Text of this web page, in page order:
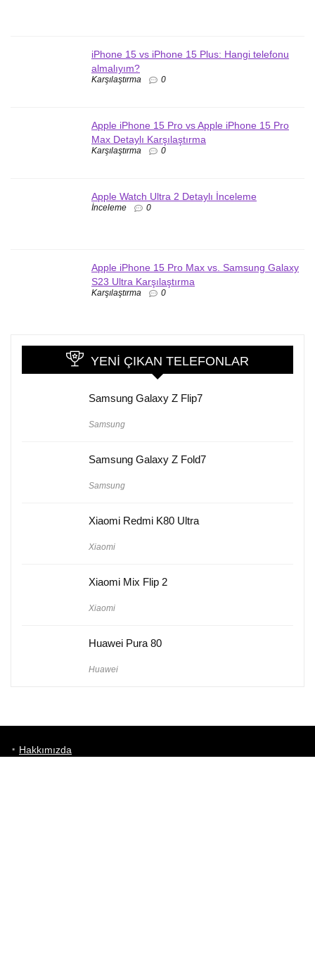
iPhone 15 vs iPhone 15 Plus: Hangi telefonu
almalıyım?
Karşılaştırma 0
Apple iPhone 15 Pro vs Apple iPhone 15 Pro
Max Detaylı Karşılaştırma
Karşılaştırma 0
Apple Watch Ultra 2 Detaylı İnceleme
İnceleme 0
Apple iPhone 15 Pro Max vs. Samsung Galaxy
S23 Ultra Karşılaştırma
Karşılaştırma 0
YENI ÇIKAN TELEFONLAR
Samsung Galaxy Z Flip7
Samsung
Samsung Galaxy Z Fold7
Samsung
Xiaomi Redmi K80 Ultra
Xiaomi
Xiaomi Mix Flip 2
Xiaomi
Huawei Pura 80
Huawei
Hakkımızda